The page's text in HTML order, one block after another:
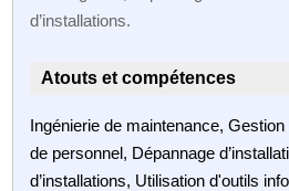
d’installations.
Atouts et compétences
Ingénierie de maintenance,
de personnel, Dépannage
d’installations, Utilisation d'outils